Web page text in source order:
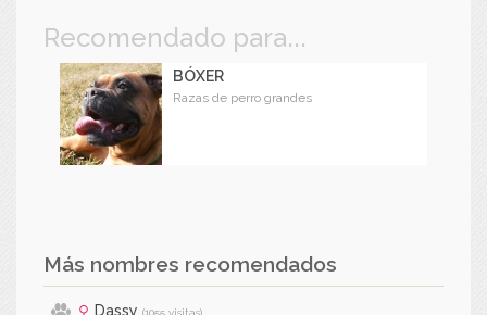
Recomendado para...
BÓXER
Razas de perro grandes
Más nombres recomendados
Dassy (1055 visitas)